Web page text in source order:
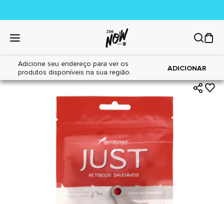
Adicione seu endereço para ver os
produtos disponíveis na sua região.
ADICIONAR
Home|Gatos|Petiscos